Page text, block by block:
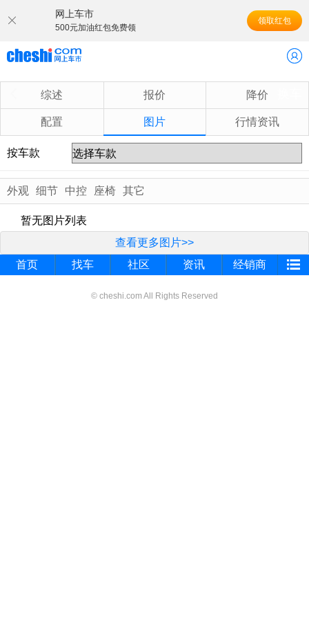
网上车市
500元加油红包免费领
领取红包
综述 报价 降价
配置 图片 行情资讯
按车款
外观 细节 中控 座椅 其它
暂无图片列表
查看更多图片>>
首页
找车 社区 资讯 经销商
© cheshi.com All Rights Reserved